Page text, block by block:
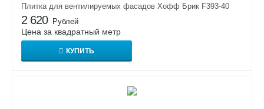
Плитка для вентилируемых фасадов Хофф Брик F393-40
2 620 Рублей
Цена за квадратный метр
КУПИТЬ